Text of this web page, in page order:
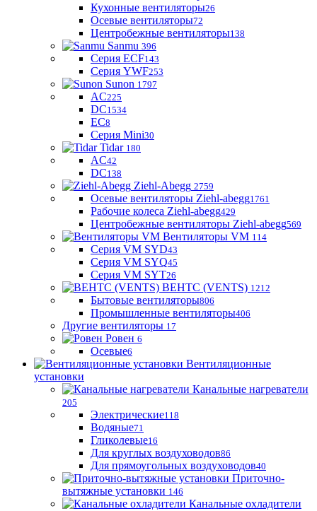
Кухонные вентиляторы26
Осевые вентиляторы72
Центробежные вентиляторы138
Sanmu 396
Серия ECF143
Серия YWF253
Sunon 1797
AC225
DC1534
EC8
Серия Mini30
Tidar 180
AC42
DC138
Ziehl-Abegg 2759
Осевые вентиляторы Ziehl-abegg1761
Рабочие колеса Ziehl-abegg429
Центробежные вентиляторы Ziehl-abegg569
Вентиляторы VM 114
Серия VM SYD43
Серия VM SYQ45
Серия VM SYT26
ВЕНТС (VENTS) 1212
Бытовые вентиляторы806
Промышленные вентиляторы406
Другие вентиляторы 17
Ровен 6
Осевые6
Вентиляционные
установки
Канальные нагреватели
205
Электрические118
Водяные71
Гликолевые16
Для круглых воздуховодов86
Для прямоугольных воздуховодов40
Приточно-
вытяжные установки 146
Канальные охладители